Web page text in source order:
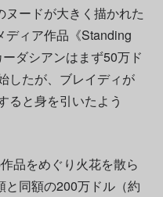
ードが大きく描かれた
ディア作品《Standing
ダシアンはまず50万ド
したが、ブレイディが
ると身を引いたよう
品をめぐり火花を散ら
と同額の200万ドル（約